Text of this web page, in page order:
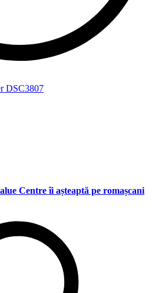
Centre îi așteaptă pe romașcani